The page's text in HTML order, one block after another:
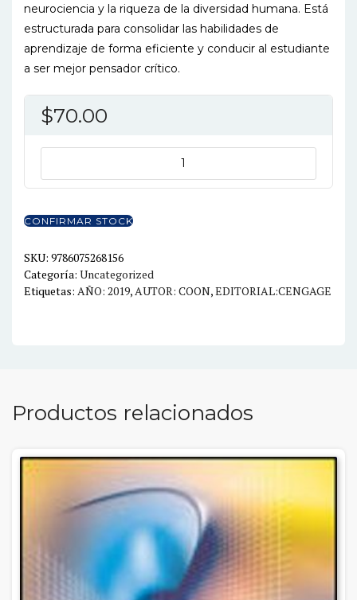
neurociencia y la riqueza de la diversidad humana. Está
estructurada para consolidar las habilidades de
aprendizaje de forma eficiente y conducir al estudiante
a ser mejor pensador crítico.
$70.00
PSICOLOGIA
EL
ACCESO
A
cantidad
CONFIRMAR STOCK
SKU: 9786075268156
Categoría: Uncategorized
Etiquetas: AÑO: 2019, AUTOR: COON,EDITORIAL:CENGAGE
Productos relacionados